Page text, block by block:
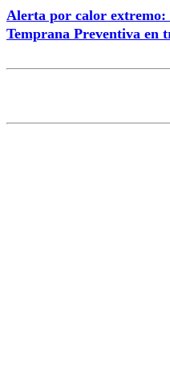
Alerta por calor extremo:
Temprana Preventiva en